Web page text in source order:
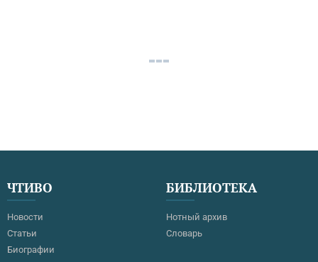
ЧТИВО
Новости
Статьи
Биографии
БИБЛИОТЕКА
Нотный архив
Словарь